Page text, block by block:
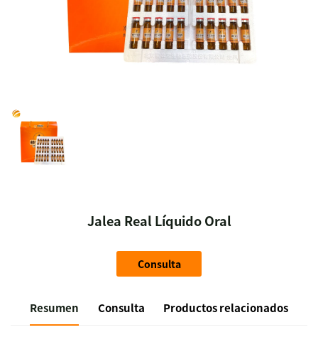
Jalea Real Líquido Oral
Consulta
Resumen Consulta Productos relacionados